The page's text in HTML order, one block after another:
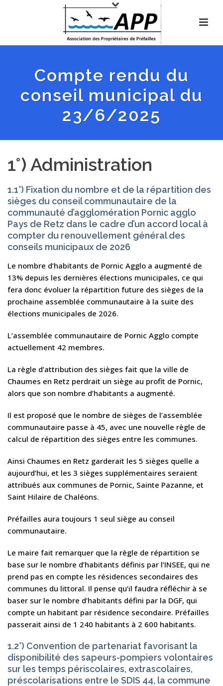
Compte rendu du
conseil municipal du
23/6/2025
1°) Administration
1.1°) Fixation du nombre et de la répartition des
sièges du conseil communautaire de la
communauté d’agglomération Pornic agglo
Pays de Retz dans le cadre d’un accord local à
compter du renouvellement général des
conseils municipaux de 2026
Le nombre d’habitants de Pornic Agglo a augmenté de
13% depuis les dernières élections municipales, ce qui
fera donc évoluer la répartition future des sièges de la
prochaine assemblée communautaire à la suite des
élections municipales de 2026.
L’assemblée communautaire de Pornic Agglo compte
actuellement 42 membres.
La règle d’attribution des sièges fait que la ville de
Chaumes en Retz perdrait un siège au profit de Pornic,
alors que son nombre d’habitants a augmenté.
Il est proposé que le nombre de sièges de l’assemblée
communautaire passe à 45, avec une nouvelle règle de
calcul de répartition des sièges entre les communes.
Ainsi Chaumes en Retz garderait les 5 sièges quelle a
aujourd’hui, et les 3 sièges supplémentaires seraient
attribués aux communes de Pornic, Sainte Pazanne, et
Saint Hilaire de Chaléons.
Préfailles aura toujours 1 seul siège au conseil
communautaire.
Le maire fait remarquer que la règle de répartition se
base sur le nombre d’habitants définis par l’INSEE, qui ne
prend pas en compte les résidences secondaires des
communes du littoral. Il pense qu’il faudra réfléchir à se
baser sur le nombre d’habitants défini par la DGF, qui
compte un habitant par résidence secondaire. Préfailles
passerait ainsi de 1 240 habitants à 2 600 habitants.
1.2°) Convention de partenariat favorisant la
disponibilité des sapeurs-pompiers volontaires
sur les temps périscolaires, extrascolaires,
préscolarisations entre le SDIS 44, la commune